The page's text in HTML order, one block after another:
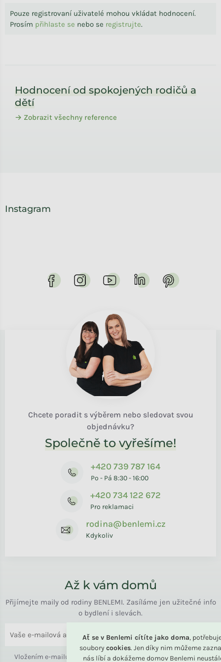
Ať se v Benlemi cítíte jako doma,
soubory cookies. Jen díky nim můžeme
nás líbí a dokážeme domov Benlemi
Pouze registrovaní uživatelé mohou vkládat hodnocení.
Prosím přihlaste se nebo se registrujte.
Hodnocení od spokojených rodičů a
dětí
→ Zobrazit všechny reference
Instagram
Chcete poradit s výběrem nebo sledovat svou
objednávku?
Společně to vyřešíme!
+420 739 787 164
Po - Pá 8:30 - 16:00
+420 734 122 672
Pro reklamaci
rodina@benlemi.cz
Kdykoliv
Až k vám domů
Přijímejte maily od rodiny BENLEMI. Zasíláme jen užitečné info
o bydlení i slevách.
ODESLAT
Vložením e-mailu souhlasíte spodmínkami ochrany osobních